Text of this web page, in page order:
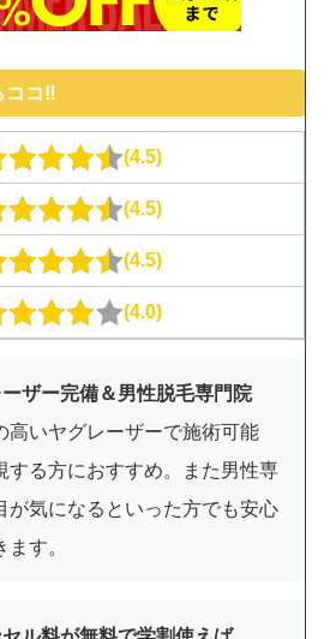
ココ‼︎
4.5
4.5
4.5
4.0
ザー完備＆男性脱毛専門院
高いヤグレーザーで施術可能
する方におすすめ。また男性専
が気になるといった方でも安心
す。